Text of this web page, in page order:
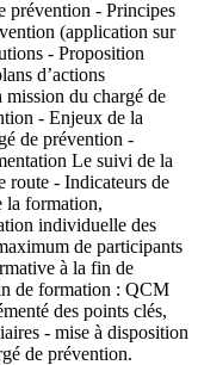
prévention - Principes
(application sur
- Proposition
d’actions
mission du chargé de
- Enjeux de la
de prévention -
Le suivi de la
route - Indicateurs de
la formation,
individuelle des
de participants
à la fin de
de formation : QCM
des points clés,
- mise à disposition
de prévention.